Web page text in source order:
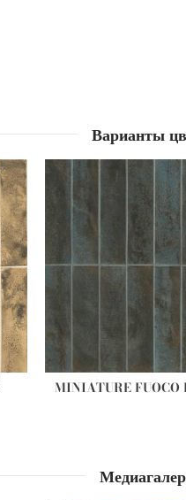
Варианты
MINIATURE FUOCO